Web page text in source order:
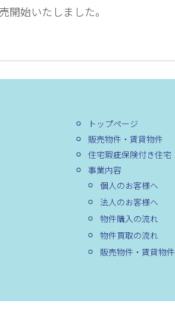
開始いたしました。
トップページ
販売物件・賃貸物件
住宅瑕疵保険付き住宅
事業内容
個人のお客様へ
法人のお客様へ
物件購入の流れ
物件買取の流れ
販売物件・賃貸物件